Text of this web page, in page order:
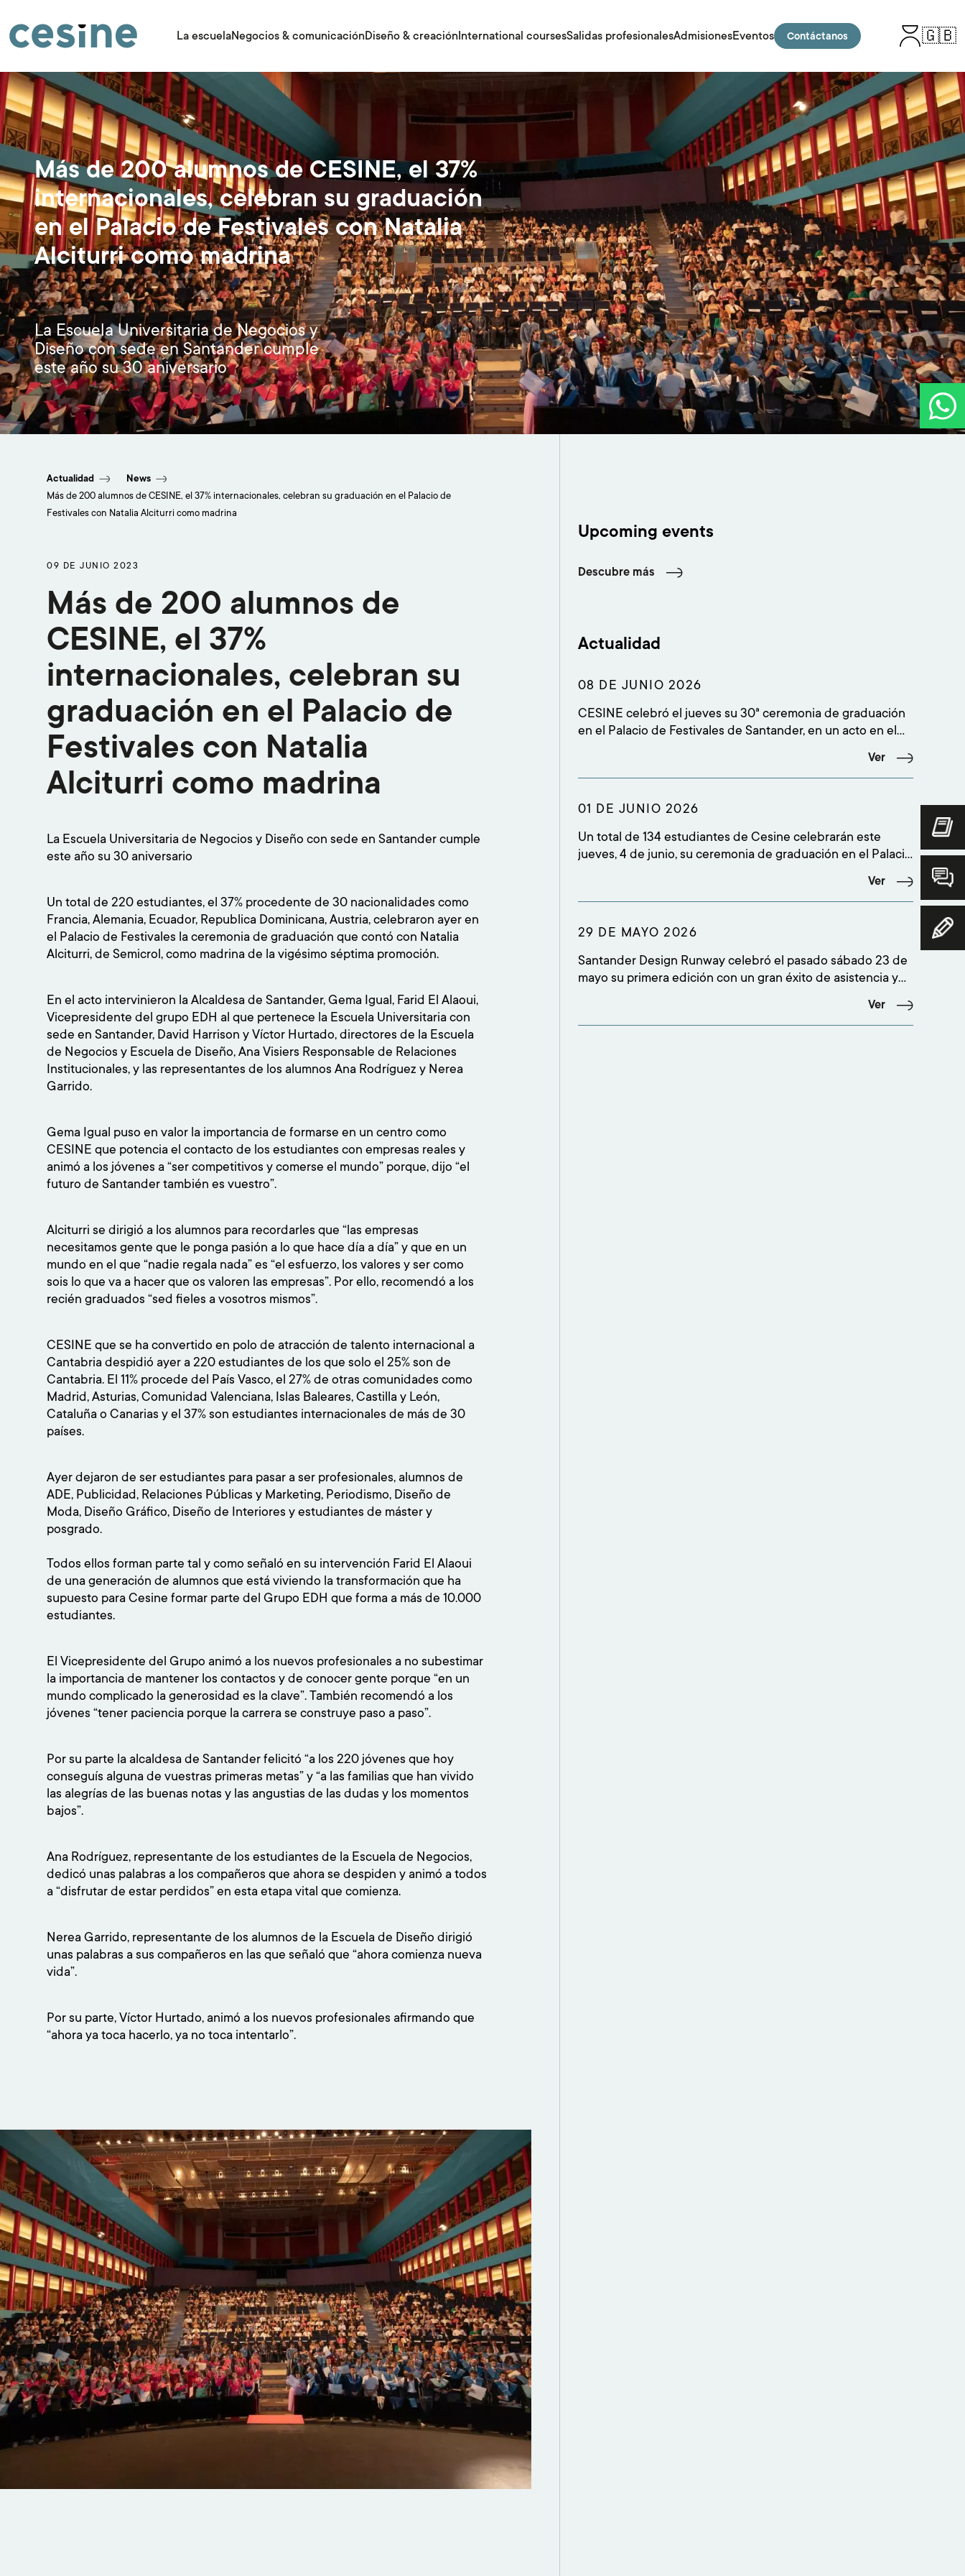
contenido
principal
La escuelaNegocios & comunicaciónDiseño & creaciónInternational coursesSalidas profesionalesAdmisionesEventos Contáctanos 🇬🇧
Más de 200 alumnos de CESINE, el 37%
internacionales, celebran su graduación
en el Palacio de Festivales con Natalia
Alciturri como madrina
La Escuela Universitaria de Negocios y
Diseño con sede en Santander cumple
este año su 30 aniversario
Actualidad
News
Más de 200 alumnos de CESINE, el 37% internacionales, celebran su graduación en el Palacio de
Festivales con Natalia Alciturri como madrina
09 DE JUNIO 2023
Más de 200 alumnos de
CESINE, el 37%
internacionales, celebran su
graduación en el Palacio de
Festivales con Natalia
Alciturri como madrina
La Escuela Universitaria de Negocios y Diseño con sede en Santander cumple
este año su 30 aniversario
Un total de 220 estudiantes, el 37% procedente de 30 nacionalidades como
Francia, Alemania, Ecuador, Republica Dominicana, Austria, celebraron ayer en
el Palacio de Festivales la ceremonia de graduación que contó con Natalia
Alciturri, de Semicrol, como madrina de la vigésimo séptima promoción.
En el acto intervinieron la Alcaldesa de Santander, Gema Igual, Farid El Alaoui,
Vicepresidente del grupo EDH al que pertenece la Escuela Universitaria con
sede en Santander, David Harrison y Víctor Hurtado, directores de la Escuela
de Negocios y Escuela de Diseño, Ana Visiers Responsable de Relaciones
Institucionales, y las representantes de los alumnos Ana Rodríguez y Nerea
Garrido.
Gema Igual puso en valor la importancia de formarse en un centro como
CESINE que potencia el contacto de los estudiantes con empresas reales y
animó a los jóvenes a “ser competitivos y comerse el mundo” porque, dijo “el
futuro de Santander también es vuestro”.
Alciturri se dirigió a los alumnos para recordarles que “las empresas
necesitamos gente que le ponga pasión a lo que hace día a día” y que en un
mundo en el que “nadie regala nada” es “el esfuerzo, los valores y ser como
sois lo que va a hacer que os valoren las empresas”. Por ello, recomendó a los
recién graduados “sed fieles a vosotros mismos”.
CESINE que se ha convertido en polo de atracción de talento internacional a
Cantabria despidió ayer a 220 estudiantes de los que solo el 25% son de
Cantabria. El 11% procede del País Vasco, el 27% de otras comunidades como
Madrid, Asturias, Comunidad Valenciana, Islas Baleares, Castilla y León,
Cataluña o Canarias y el 37% son estudiantes internacionales de más de 30
países.
Ayer dejaron de ser estudiantes para pasar a ser profesionales, alumnos de
ADE, Publicidad, Relaciones Públicas y Marketing, Periodismo, Diseño de
Moda, Diseño Gráfico, Diseño de Interiores y estudiantes de máster y
posgrado.
Todos ellos forman parte tal y como señaló en su intervención Farid El Alaoui
de una generación de alumnos que está viviendo la transformación que ha
supuesto para Cesine formar parte del Grupo EDH que forma a más de 10.000
estudiantes.
El Vicepresidente del Grupo animó a los nuevos profesionales a no subestimar
la importancia de mantener los contactos y de conocer gente porque “en un
mundo complicado la generosidad es la clave”. También recomendó a los
jóvenes “tener paciencia porque la carrera se construye paso a paso”.
Por su parte la alcaldesa de Santander felicitó “a los 220 jóvenes que hoy
conseguís alguna de vuestras primeras metas” y “a las familias que han vivido
las alegrías de las buenas notas y las angustias de las dudas y los momentos
bajos”.
Ana Rodríguez, representante de los estudiantes de la Escuela de Negocios,
dedicó unas palabras a los compañeros que ahora se despiden y animó a todos
a “disfrutar de estar perdidos” en esta etapa vital que comienza.
Nerea Garrido, representante de los alumnos de la Escuela de Diseño dirigió
unas palabras a sus compañeros en las que señaló que “ahora comienza nueva
vida”.
Por su parte, Víctor Hurtado, animó a los nuevos profesionales afirmando que
“ahora ya toca hacerlo, ya no toca intentarlo”.
Upcoming events
Descubre más
Actualidad
08 DE JUNIO 2026
CESINE celebró el jueves su 30ª ceremonia de graduación
en el Palacio de Festivales de Santander, en un acto en el
familiares, amigos, profesorado, equipo académico, staff y
Ver
01 DE JUNIO 2026
Un total de 134 estudiantes de Cesine celebrarán este
jueves, 4 de junio, su ceremonia de graduación en el Palacio
alumnado, familiares, amigos, profesorado, equipo
Ver
29 DE MAYO 2026
Santander Design Runway celebró el pasado sábado 23 de
mayo su primera edición con un gran éxito de asistencia y
concesionario Adarsa Mercedes-Benz de Santander. La cita
confirmó el interés creciente por la moda emergente y cons
Ver